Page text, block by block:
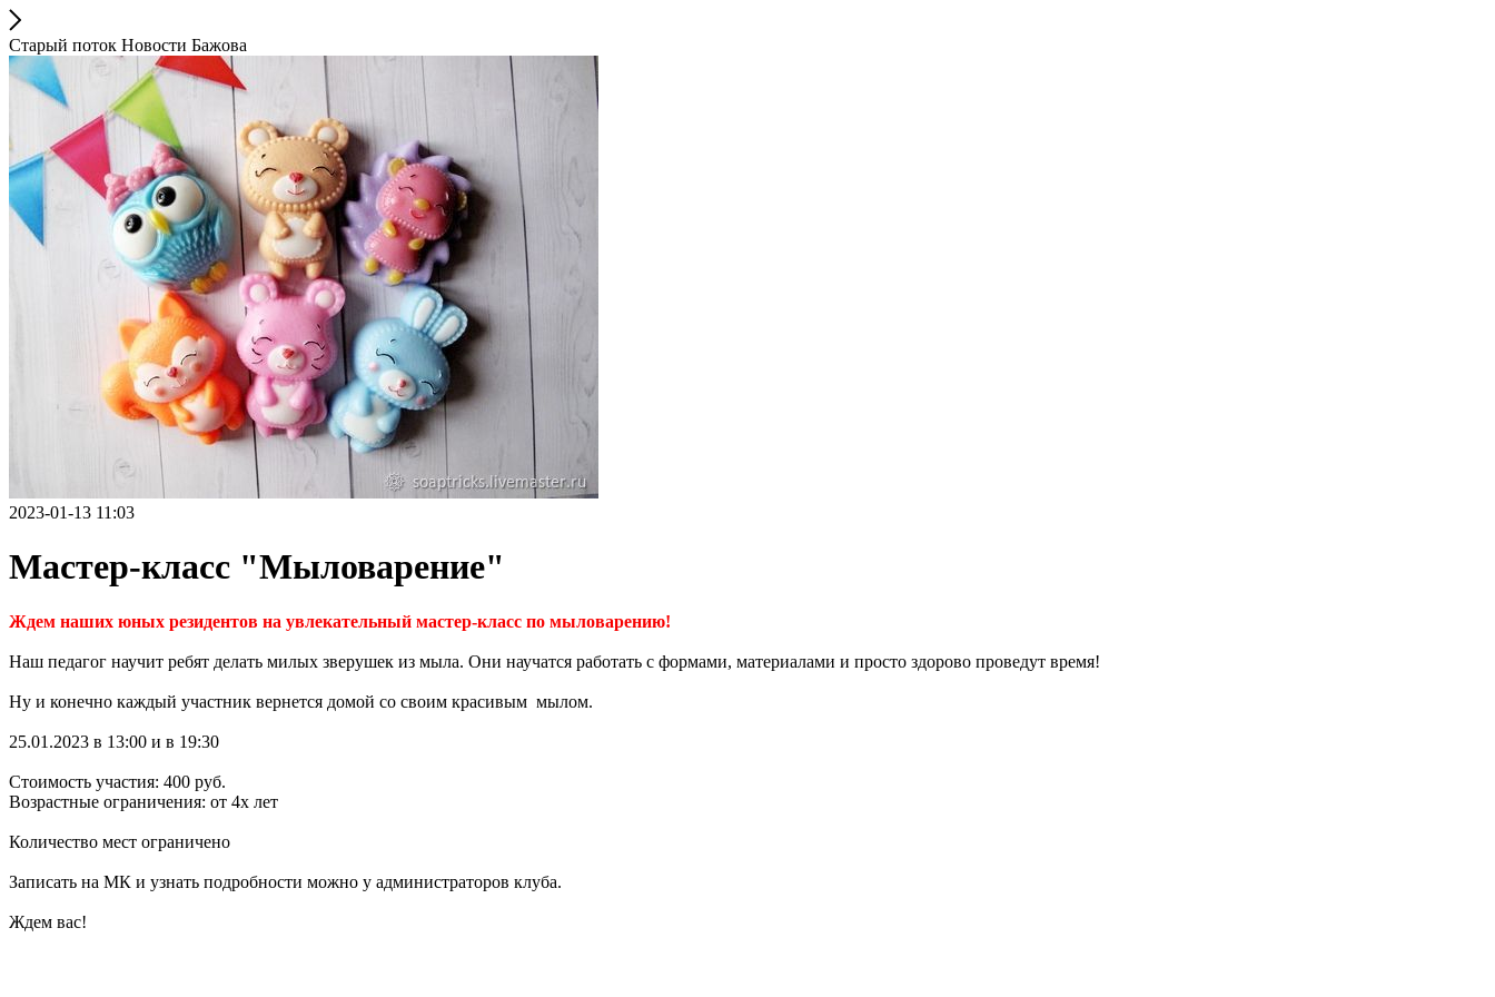
Старый поток Новости Бажова
2023-01-13 11:03
Мастер-класс "Мыловарение"
Ждем наших юных резидентов на увлекательный мастер-класс по мыловарению!
Наш педагог научит ребят делать милых зверушек из мыла. Они научатся работать с формами, материалами и просто здорово проведут время!
Ну и конечно каждый участник вернется домой со своим красивым мылом.
25.01.2023 в 13:00 и в 19:30
Стоимость участия: 400 руб.
Возрастные ограничения: от 4х лет
Количество мест ограничено
Записать на МК и узнать подробности можно у администраторов клуба.
Ждем вас!